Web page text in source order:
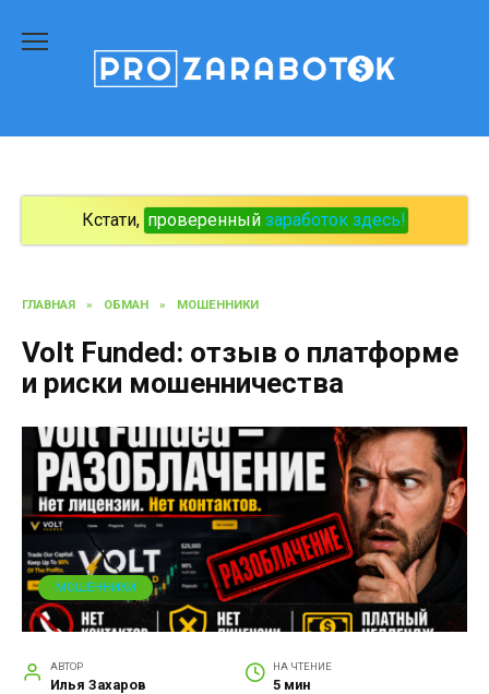
содержанию
Кстати, проверенный заработок здесь!
ГЛАВНАЯ » ОБМАН » МОШЕННИКИ
Volt Funded: отзыв о платформе
и риски мошенничества
МОШЕННИКИ
АВТОР
Илья Захаров
НА ЧТЕНИЕ
5 мин